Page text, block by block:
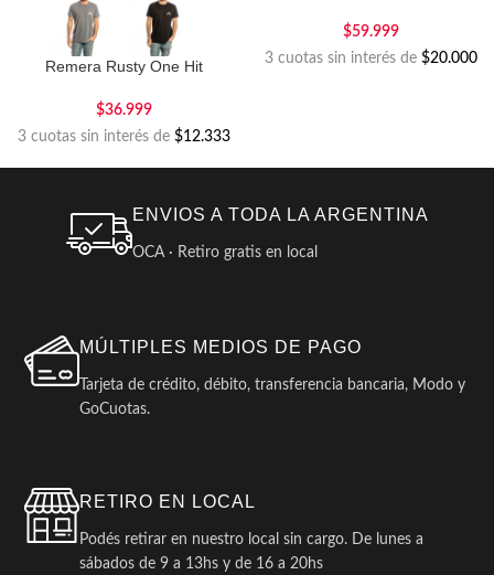
Remera Rusty One Hit
$36.999
3 cuotas sin interés de $12.333
$59.999
3 cuotas sin interés de $20.000
ENVIOS A TODA LA ARGENTINA
OCA · Retiro gratis en local
MÚLTIPLES MEDIOS DE PAGO
Tarjeta de crédito, débito, transferencia bancaria, Modo y
GoCuotas.
RETIRO EN LOCAL
Podés retirar en nuestro local sin cargo. De lunes a
sábados de 9 a 13hs y de 16 a 20hs